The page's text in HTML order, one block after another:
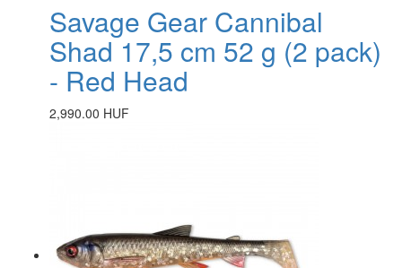
Savage Gear Cannibal
Shad 17,5 cm 52 g (2 pack)
- Red Head
2,990.00 HUF